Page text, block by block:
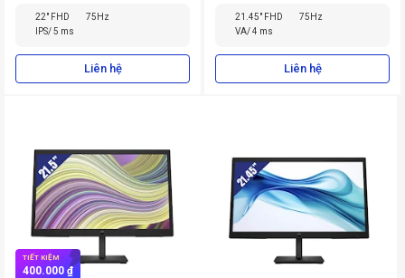
22" FHD
75Hz
IPS/ 5 ms
Liên hệ
21.45" FHD
75Hz
VA/ 4 ms
Liên hệ
TIẾT KIỆM
400.000 ₫